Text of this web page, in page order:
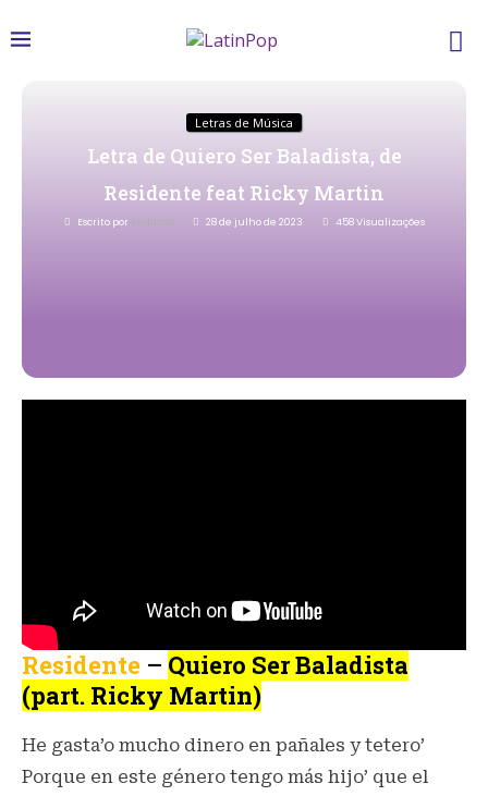
Letras de Música
Letra de Quiero Ser Baladista, de
Residente feat Ricky Martin
Escrito por Redacao 28 de julho de 2023 458Visualizações
Residente – Quiero Ser Baladista
(part. Ricky Martin)
He gasta’o mucho dinero en pañales y tetero’
Porque en este género tengo más hijo’ que el